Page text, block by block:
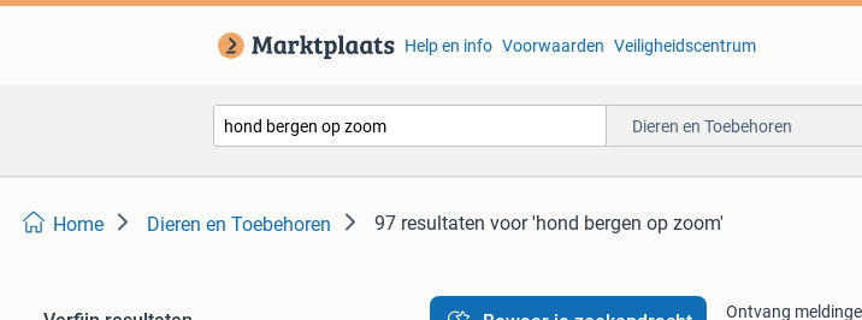
Help en info Voorwaarden Veiligheidscentrum
Dieren en Toebehoren
Home Dieren en Toebehoren 97 resultaten voor 'hond bergen op zoom'
Ontvang